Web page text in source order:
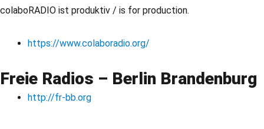
colaboRADIO ist produktiv / is for production.
https://www.colaboradio.org/
Freie Radios – Berlin Brandenburg
http://fr-bb.org